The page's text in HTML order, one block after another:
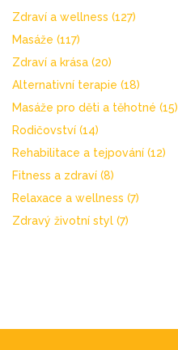
Zdraví a wellness (127)
Masáže (117)
Zdraví a krása (20)
Alternativní terapie (18)
Masáže pro děti a těhotné (15)
Rodičovství (14)
Rehabilitace a tejpování (12)
Fitness a zdraví (8)
Relaxace a wellness (7)
Zdravý životní styl (7)